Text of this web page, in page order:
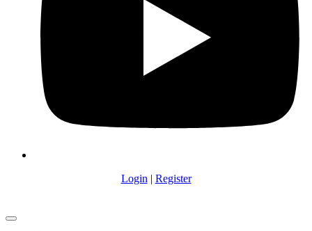
Login | Register